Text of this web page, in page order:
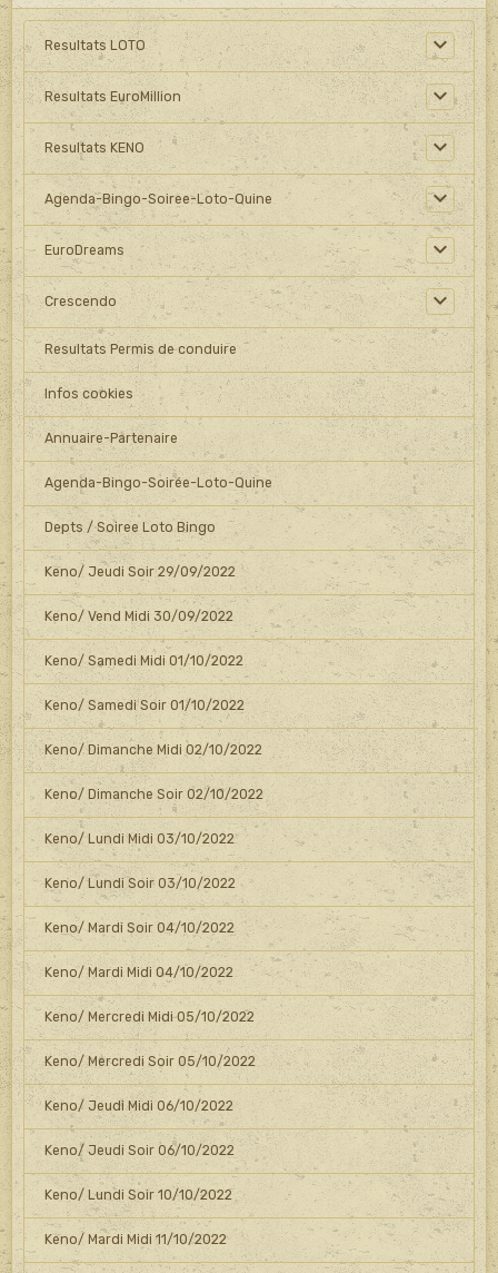
Resultats LOTO
Resultats EuroMillion
Resultats KENO
Agenda-Bingo-Soiree-Loto-Quine
EuroDreams
Crescendo
Resultats Permis de conduire
Infos cookies
Annuaire-Partenaire
Agenda-Bingo-Soirée-Loto-Quine
Depts / Soiree Loto Bingo
Keno/ Jeudi Soir 29/09/2022
Keno/ Vend Midi 30/09/2022
Keno/ Samedi Midi 01/10/2022
Keno/ Samedi Soir 01/10/2022
Keno/ Dimanche Midi 02/10/2022
Keno/ Dimanche Soir 02/10/2022
Keno/ Lundi Midi 03/10/2022
Keno/ Lundi Soir 03/10/2022
Keno/ Mardi Soir 04/10/2022
Keno/ Mardi Midi 04/10/2022
Keno/ Mercredi Midi 05/10/2022
Keno/ Mercredi Soir 05/10/2022
Keno/ Jeudi Midi 06/10/2022
Keno/ Jeudi Soir 06/10/2022
Keno/ Lundi Soir 10/10/2022
Keno/ Mardi Midi 11/10/2022